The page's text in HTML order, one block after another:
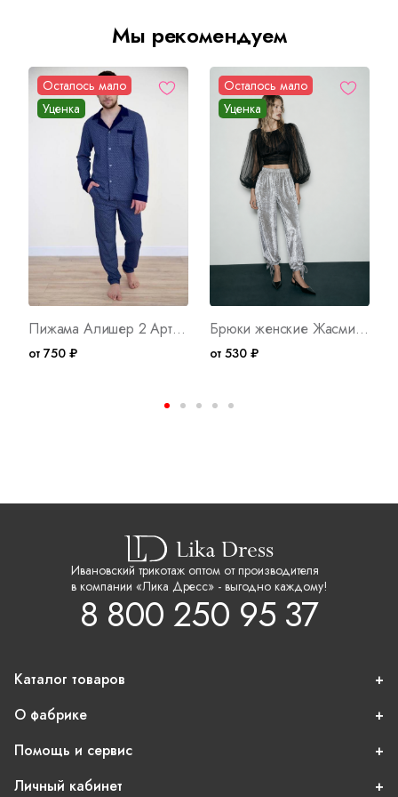
Мы рекомендуем
Осталось мало
Уценка
Пижама Алишер 2 Арт. 8014
от 750 ₽
Осталось мало
Уценка
Брюки женские Жасмин 2 Арт. 10805
от 530 ₽
Ивановский трикотаж оптом от производителя
в компании «Лика Дресс» - выгодно каждому!
8 800 250 95 37
Каталог товаров
О фабрике
Помощь и сервис
Личный кабинет